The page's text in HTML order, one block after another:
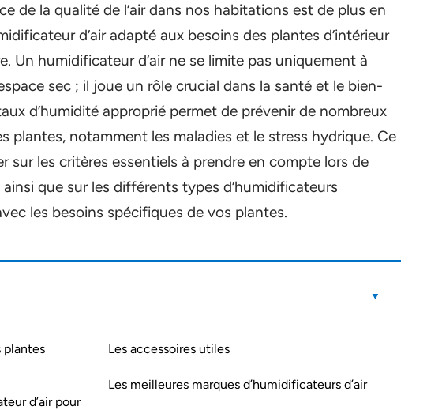
de la qualité de l’air dans nos habitations est de plus en
d’air adapté aux besoins des plantes d’intérieur
Un humidificateur d’air ne se limite pas uniquement à
sec ; il joue un rôle crucial dans la santé et le bien-
d’humidité approprié permet de prévenir de nombreux
plantes, notamment les maladies et le stress hydrique. Ce
sur les critères essentiels à prendre en compte lors de
ainsi que sur les différents types d’humidificateurs
les besoins spécifiques de vos plantes.
plantes
d’air pour
Les accessoires utiles
Les meilleures marques d’humidificateurs d’air